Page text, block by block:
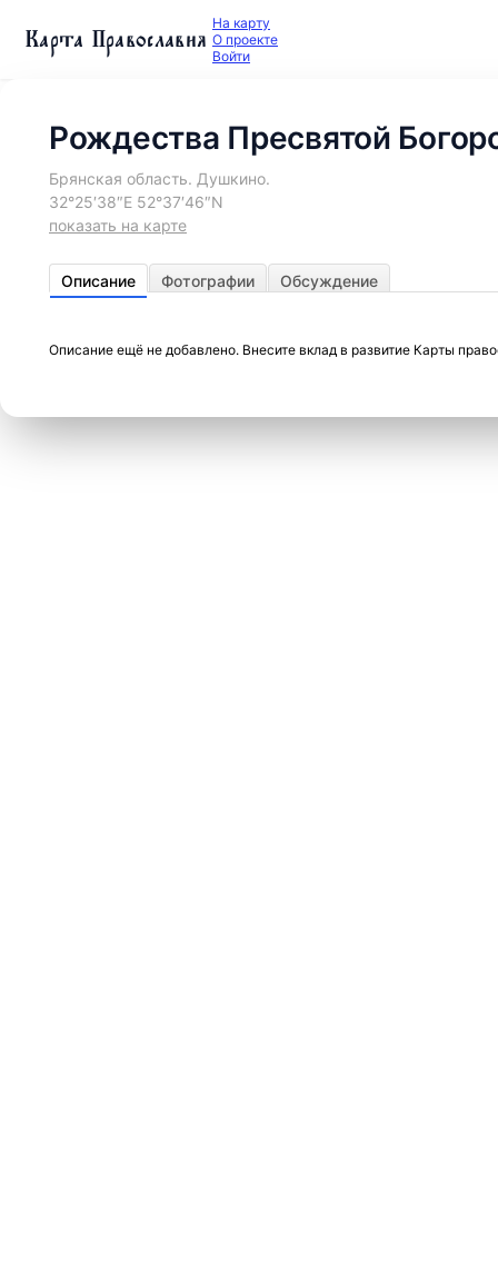
Карта Православия На карту
О проекте
Войти
Рождества Пресвятой
Брянская область. Душкино.
32°25′38″E 52°37′46″N
показать на карте
Описание Фотографии Обсуждение
Описание ещё не добавлено. Внесите вклад в развитие Карты